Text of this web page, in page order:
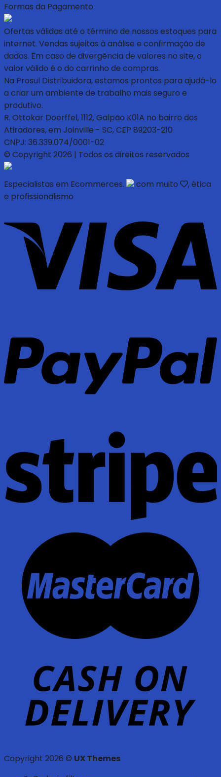
Formas da Pagamento
Ofertas válidas até o término de nossos estoques para
internet. Vendas sujeitas à análise e confirmação de
dados. Em caso de divergência de valores no site, o
valor válido é o do carrinho de compras.
Na Prosul Distribuidora, estamos prontos para ajudá-lo
a criar um ambiente de trabalho mais seguro e
produtivo.
R. Ottokar Doerffel, 1112, Galpão K01A no bairro dos
Atiradores, em Joinville - SC, CEP 89203-210
CNPJ: 36.339.074/0001-02
© Copyright 2026 | Todos os direitos reservados
Especialistas em Ecommerces. com muito
, ética
e profissionalismo
Copyright 2026 © UX Themes